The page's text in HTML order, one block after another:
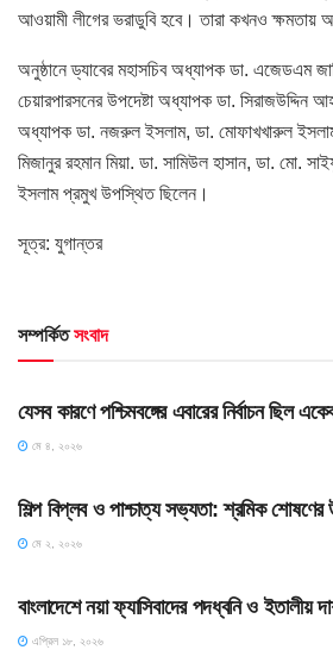
আওয়ামী লীগের ভরাডুবি হবে। তারা কখনও ক্ষমতায়
অনুষ্ঠানে ড্যাবের মহাসচিব অধ্যাপক ডা. এজেডএম
চেয়ারপারসনের উপদেষ্টা অধ্যাপক ডা. সিরাজউদ্দিন
অধ্যাপক ডা. নজরুল ইসলাম, ডা. মোফাখখারুল
মিজানুর রহমান মিয়া. ডা. সামিউল হাসান, ডা. মো.
ইসলাম প্রমুখ উপস্থিত ছিলেন।
সূত্র: যুগান্তর
সম্পর্কিতসংবাদ
HOME POST
যেসব কারণে পশ্চিমবঙ্গের এবারের নির্বাচন ছিল
মে ৪, ২০২৬
শিল্প বিপ্লব ও পাশ্চাত্য সভ্যতা: শ্রমিক শোষণের
মে ২, ২০২৬
বাংলাদেশে নয়া ফ্যাসিবাদের পদধ্বনি ও ইতালীয়
এপ্রিল ১৮, ২০২৬